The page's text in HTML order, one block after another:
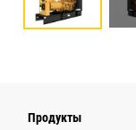
Продукты